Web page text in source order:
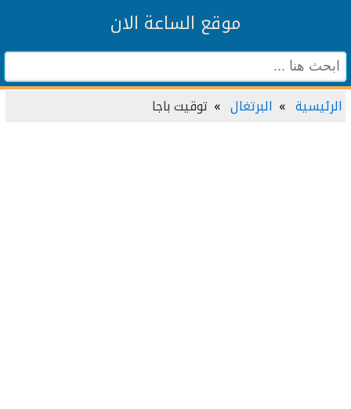
موقع الساعة الان
الرئيسية البرتغال توقيت باجا